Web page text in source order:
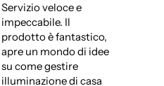
Servizio veloce e
impeccabile. Il
prodotto è fantastico,
apre un mondo di idee
su come gestire
illuminazione di casa